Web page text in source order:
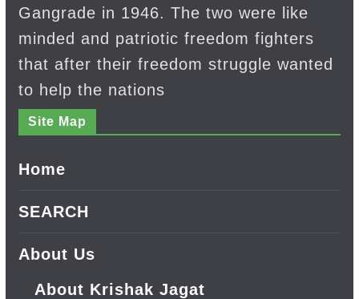
Gangrade in 1946. The two were like
minded and patriotic freedom fighters
that after their freedom struggle wanted
to help the nations
Site Map
Home
SEARCH
About Us
About Krishak Jagat